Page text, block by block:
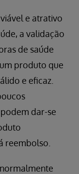
e atrativo
a validação
de saúde
produto que
e eficaz.
dar-se
reembolso.